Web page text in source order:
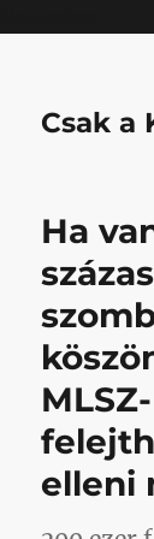
Csak a
Ha
elleni